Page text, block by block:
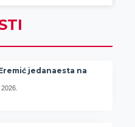
jedanaesta na